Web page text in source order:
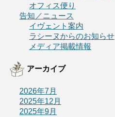
オフィス便り
告知／ニュース
イヴェント案内
ラシーヌからのお知らせ
メディア掲載情報
アーカイブ
2026年7月
2025年12月
2025年9月